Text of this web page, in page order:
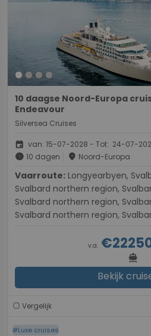
10 daagse Noord-Europa
Endeavour
Silversea Cruises
event van: 15-07-2028 - Tot: 24-07-
schedule 10 dagen place Noord-Europa
Vaarroute:
Svalbard northern region,
Svalbard northern region,
Svalbard northern region,
v.a.
directions_boat
Bekijk
Vergelijk
#Luxe cruises